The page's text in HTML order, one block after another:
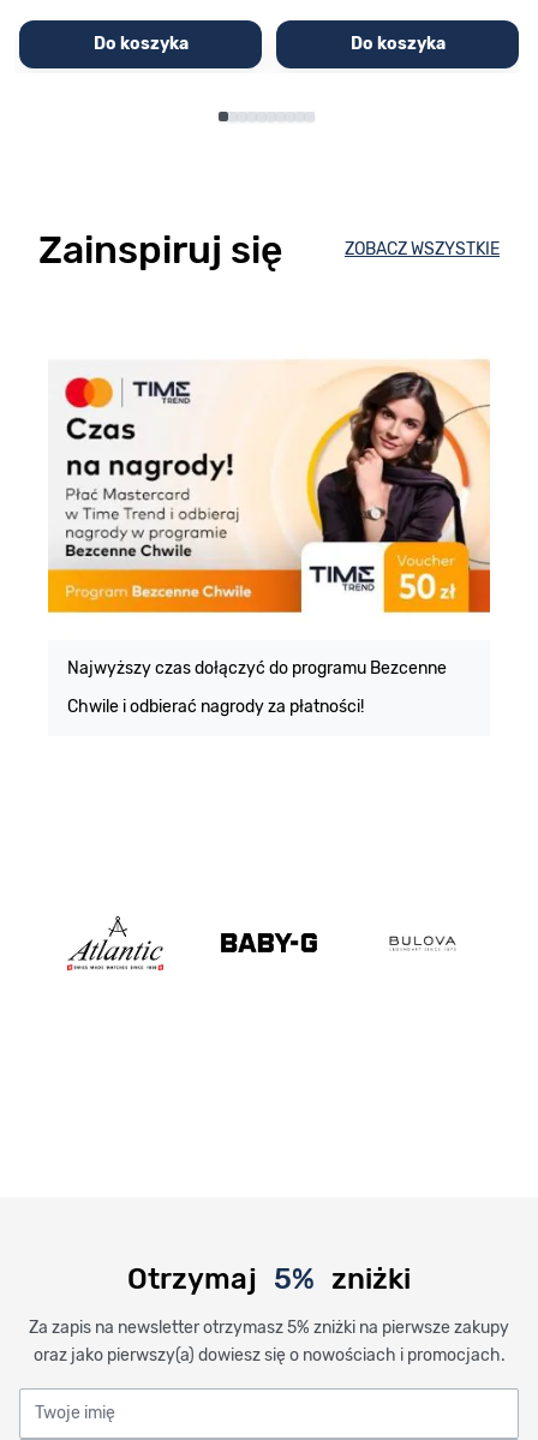
Do koszyka Do koszyka
Zainspiruj się ZOBACZ WSZYSTKIE
Najwyższy czas dołączyć do programu Bezcenne
Chwile i odbierać nagrody za płatności!
Otrzymaj 5% zniżki
Za zapis na newsletter otrzymasz 5% zniżki na pierwsze zakupy
oraz jako pierwszy(a) dowiesz się o nowościach i promocjach.
Twoje imię